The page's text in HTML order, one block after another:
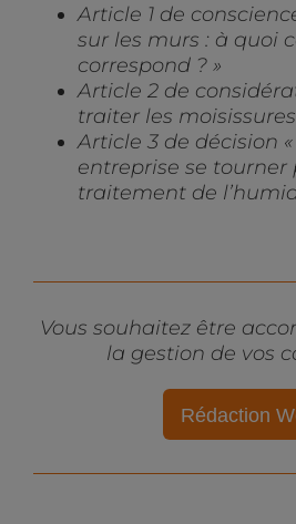
Article 1 de
sur les murs : à quoi
correspond ? »
Article 2 de
traiter les
Article 3 de décision
entreprise se tourner
traitement de
Vous souhaitez être
la gestion de vos
Rédaction